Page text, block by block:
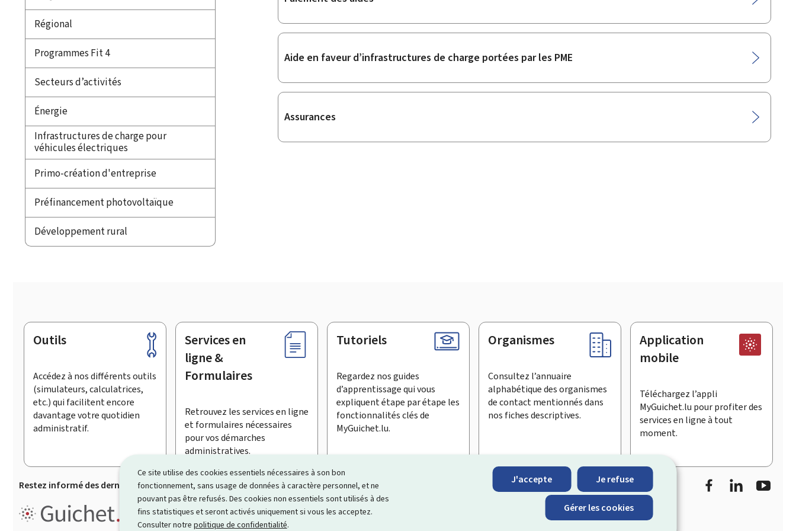
Ce site utilise des cookies essentiels nécessaires à son bon
fonctionnement, sans usage de données à caractère personnel, et ne
pouvant pas être refusés. Des cookies non essentiels sont utilisés à des
fins statistiques et seront activés uniquement si vous les acceptez.
Consulter notre politique de confidentialité.
J'accepte Je refuse
Gérer les cookies
Régional
Programmes Fit 4
Secteurs d’activités
Énergie
Infrastructures de charge pour
véhicules électriques
Primo-création d'entreprise
Préfinancement photovoltaïque
Développement rural
Aide en faveur d’infrastructures de charge portées par les PME
Assurances
Pied
page
Outils
Accédez à nos différents outils
(simulateurs, calculatrices,
etc.) qui facilitent encore
davantage votre quotidien
administratif.
Services en
ligne &
Formulaires
Retrouvez les services en ligne
et formulaires nécessaires
pour vos démarches
administratives.
Tutoriels
Regardez nos guides
d’apprentissage qui vous
expliquent étape par étape les
fonctionnalités clés de
MyGuichet.lu.
Organismes
Consultez l’annuaire
alphabétique des organismes
de contact mentionnés dans
nos fiches descriptives.
Application
mobile
Téléchargez l’appli
MyGuichet.lu pour profiter des
services en ligne à tout
moment.
Restez informé des dernières actualités de Guichet.lu S’inscrire à la newsletter
FacebookLinkedIn
Guichet.lu est un ensemble de pages Internet qui vous aide à
informe sur les
démarches administratives.